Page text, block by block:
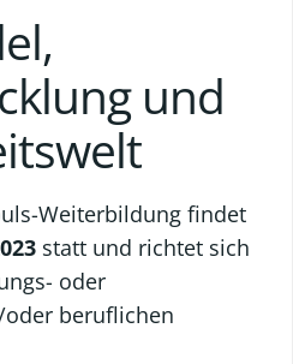
und
Weiterbildung findet
statt und richtet sich
oder
beruflichen